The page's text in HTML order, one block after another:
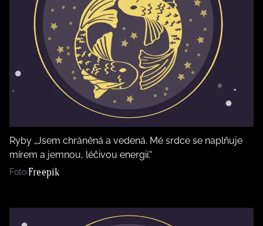
Ryby „Jsem chráněná a vedená. Mé srdce se naplňuje
mírem a jemnou, léčivou energií.“
Foto:Freepik